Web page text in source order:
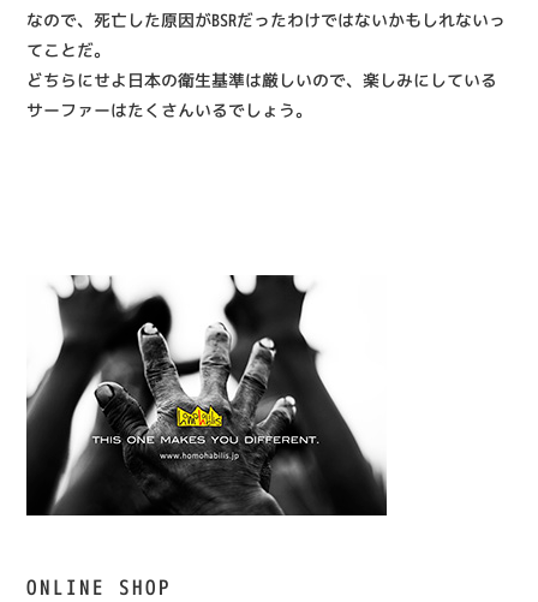
なので、死亡した原因がBSRだったわけではないかもしれないっ
てことだ。
どちらにせよ日本の衛生基準は厳しいので、楽しみにしている
サーファーはたくさんいるでしょう。
ONLINE SHOP